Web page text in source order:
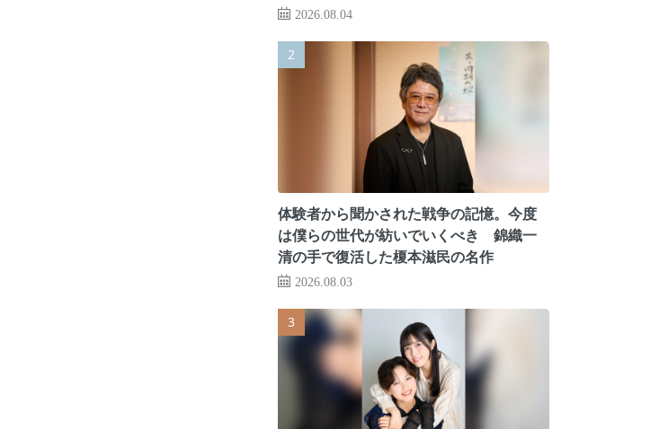
2026.08.04
体験者から聞かされた戦争の記憶。今度
は僕らの世代が紡いでいくべき 錦織一
清の手で復活した榎本滋民の名作
2026.08.03